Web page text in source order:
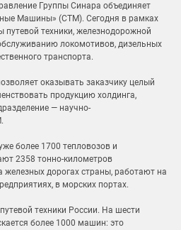
Группы Синара объединяет
Машины» (СТМ). Сегодня в рамках
техники, железнодорожной
локомотивов, дизельных
транспорта.
оказывать заказчику целый
продукцию холдинга,
— научно-
более 1700 тепловозов и
2358 тонно-километров
железных дорогах страны, работают на
в морских портах.
техники России. На шести
более 1000 машин: это